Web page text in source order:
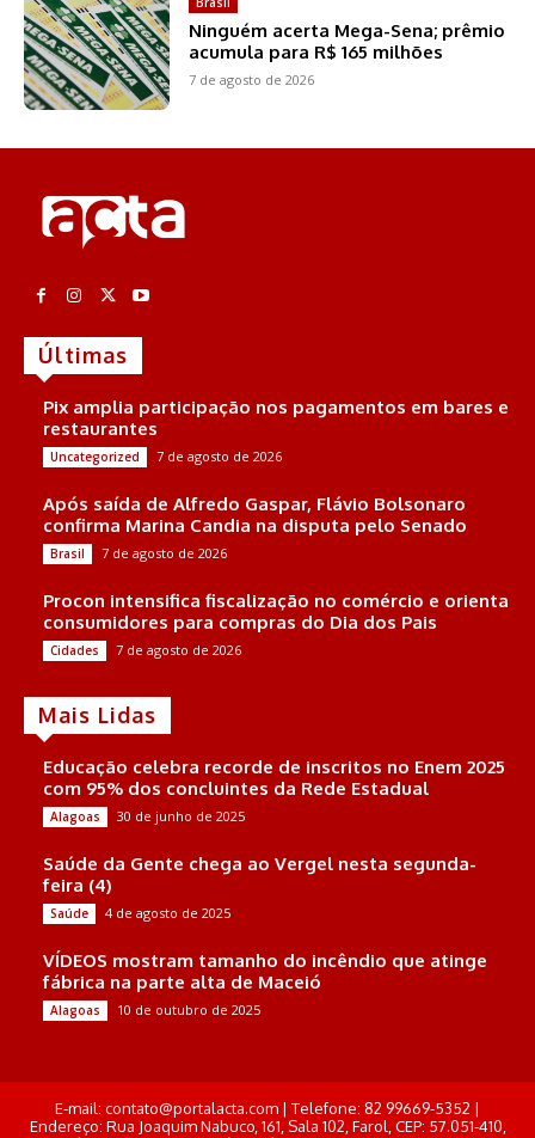
Ninguém acerta Mega-Sena; prêmio
acumula para R$ 165 milhões
7 de agosto de 2026
Últimas
Pix amplia participação nos pagamentos em bares e
restaurantes
Uncategorized 7 de agosto de 2026
Após saída de Alfredo Gaspar, Flávio Bolsonaro
confirma Marina Candia na disputa pelo Senado
Brasil 7 de agosto de 2026
Procon intensifica fiscalização no comércio e orienta
consumidores para compras do Dia dos Pais
Cidades 7 de agosto de 2026
Mais Lidas
Educação celebra recorde de inscritos no Enem 2025
com 95% dos concluintes da Rede Estadual
Alagoas 30 de junho de 2025
Saúde da Gente chega ao Vergel nesta segunda-
feira (4)
Saúde 4 de agosto de 2025
VÍDEOS mostram tamanho do incêndio que atinge
fábrica na parte alta de Maceió
Alagoas 10 de outubro de 2025
E-mail: contato@portalacta.com | Telefone: 82 99669-5352 |
Endereço: Rua Joaquim Nabuco, 161, Sala 102, Farol, CEP: 57.051-410,